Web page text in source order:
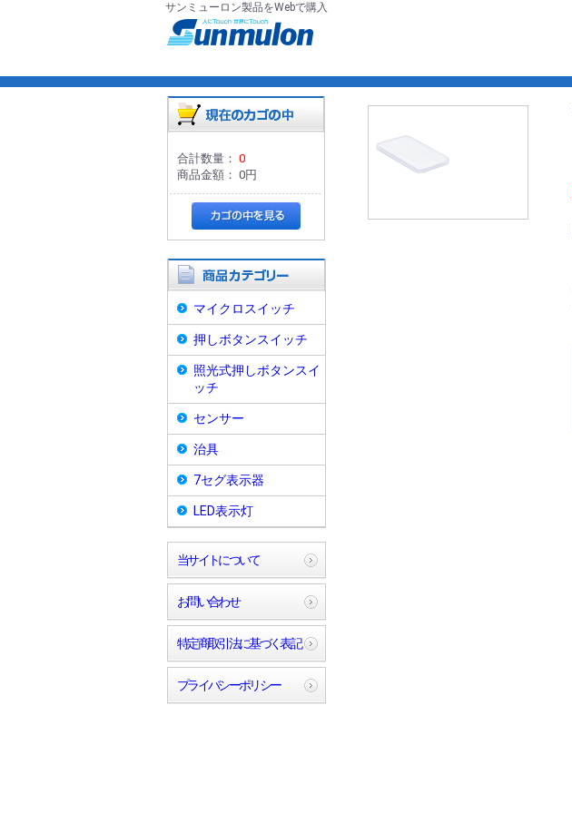
サンミューロン製品をWebで購入
合計数量： 0
商品金額：
0円
マイクロスイッチ
押しボタンスイッチ
照光式押しボタンスイ
ッチ
センサー
治具
7セグ表示器
LED表示灯
当サイトについて
お問い合わせ
特定商取引法に基づく表記
プライバシーポリシー